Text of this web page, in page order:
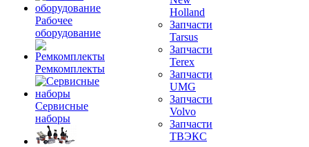
Рабочее
оборудование
Ремкомплекты
Сервисные
наборы
Holland
Запчасти
Tarsus
Запчасти
Terex
Запчасти
UMG
Запчасти
Volvo
Запчасти
ТВЭКС